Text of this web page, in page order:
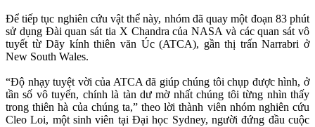
Để tiếp tục nghiên cứu vật thể này, nhóm đã quay một đoạn 83 phút
sử dụng Đài quan sát tia X Chandra của NASA và các quan sát vô
tuyết từ Dãy kính thiên văn Úc (ATCA), gần thị trấn Narrabri ở
New South Wales.
“Độ nhạy tuyệt vời của ATCA đã giúp chúng tôi chụp được hình, ở
tần số vô tuyến, chính là tàn dư mờ nhất chúng tôi từng nhìn thấy
trong thiên hà của chúng ta,” theo lời thành viên nhóm nghiên cứu
Cleo Loi, một sinh viên tại Đại học Sydney, người đứng đầu cuộc